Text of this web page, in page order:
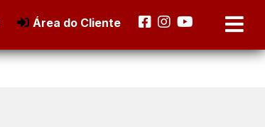
Área do Cliente